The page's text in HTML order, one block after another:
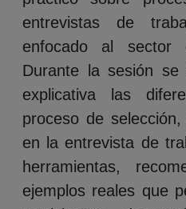
entrevistas de
enfocado al sector
Durante la sesión
explicativa las
proceso de
en la entrevista de
herramientas,
ejemplos reales que